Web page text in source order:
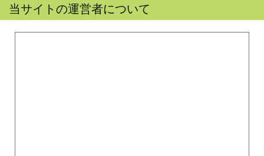
当サイトの運営者について